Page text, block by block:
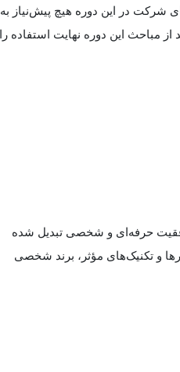
شرکت در این دوره هیچ پیش‌نیاز به
مباحث این دوره نهایت استفاده را
حرفه‌ای و شخصی تبدیل شده
و تکنیک‌های مؤثر، برند شخصی